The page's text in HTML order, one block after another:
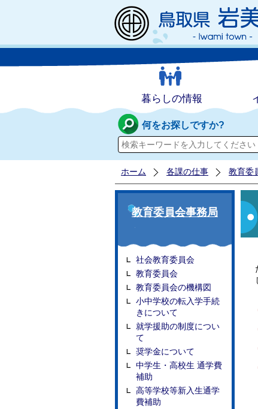
暮らしの情報
何をお探しですか?
ホーム 各課の仕事 教育委
教育委員会事務局
社会教育委員会
教育委員会
教育委員会の機構図
小中学校の転入学手続
きについて
就学援助の制度につい
て
奨学金について
中学生・高校生 通学費
補助
高等学校等新入生通学
費補助